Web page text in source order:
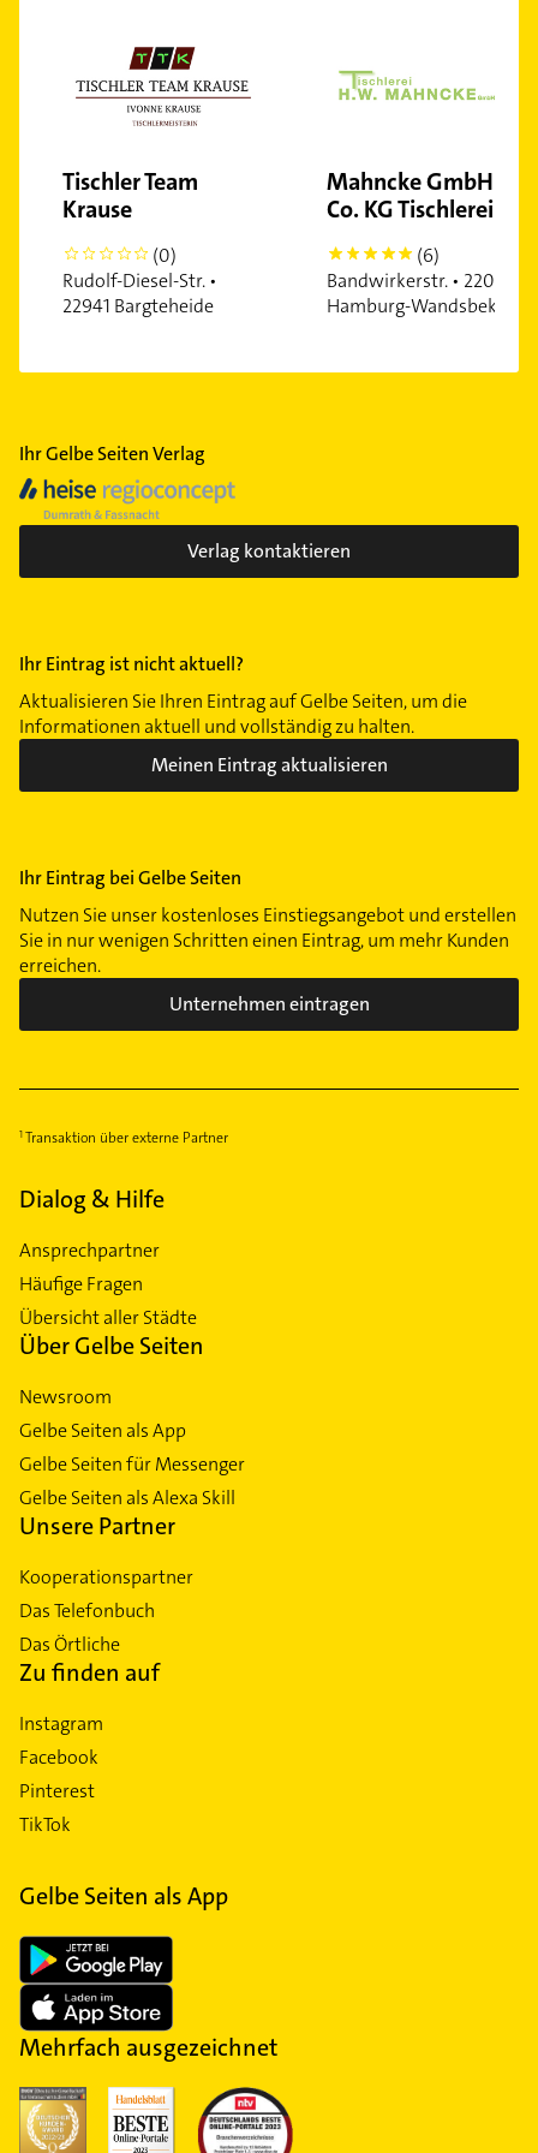
Tischler Team
Krause
0
(0)
Rudolf-Diesel-Str. •
22941 Bargteheide
Mahncke GmbH &
Co. KG Tischlerei
5
(6)
Bandwirkerstr. • 22041
Hamburg-Wandsbek
Ihr Gelbe Seiten Verlag
Verlag kontaktieren
Ihr Eintrag ist nicht aktuell?
Aktualisieren Sie Ihren Eintrag auf Gelbe Seiten, um die
Informationen aktuell und vollständig zu halten.
Meinen Eintrag aktualisieren
Ihr Eintrag bei Gelbe Seiten
Nutzen Sie unser kostenloses Einstiegsangebot und erstellen
Sie in nur wenigen Schritten einen Eintrag, um mehr Kunden
erreichen.
Unternehmen eintragen
Transaktion über externe Partner
Dialog & Hilfe
Ansprechpartner
Häufige Fragen
Übersicht aller Städte
Über Gelbe Seiten
Newsroom
Gelbe Seiten als App
Gelbe Seiten für Messenger
Gelbe Seiten als Alexa Skill
Unsere Partner
Kooperationspartner
Das Telefonbuch
Das Örtliche
Zu finden auf
Instagram
Facebook
Pinterest
TikTok
Gelbe Seiten als App
Mehrfach ausgezeichnet